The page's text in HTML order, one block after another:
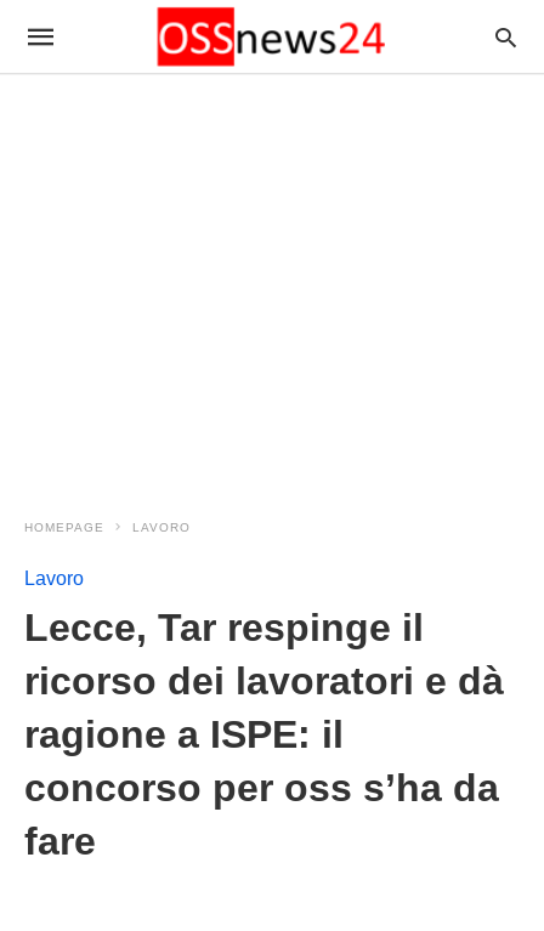
HOMEPAGE LAVORO
Lavoro
Lecce, Tar respinge il
ricorso dei lavoratori e dà
ragione a ISPE: il
concorso per oss s’ha da
fare